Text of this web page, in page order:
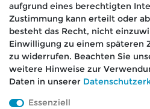
🚚 Schneller
📦 Kostenloser
📞 Kostenlose
aufgrund eines berechtigten
Zustimmung kann erteilt oder
besteht das Recht, nicht
Einwilligung zu einem späteren
zu widerrufen. Beachten Sie
weitere Hinweise zur
Daten in unserer
Essenziell